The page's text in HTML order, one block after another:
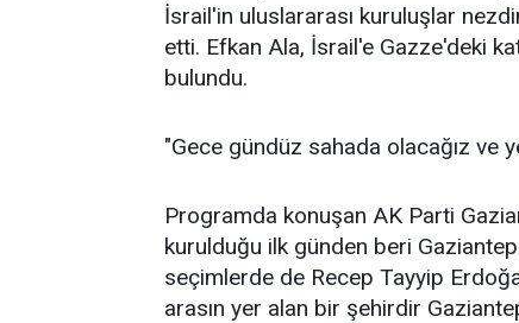
İsrail'in uluslararası kuruluşlar
etti. Efkan Ala, İsrail'e Gazze'deki
bulundu.
"Gece gündüz sahada olacağız ve
Programda konuşan AK Parti
kurulduğu ilk günden beri
seçimlerde de Recep Tayyip
arasın yer alan bir şehirdir